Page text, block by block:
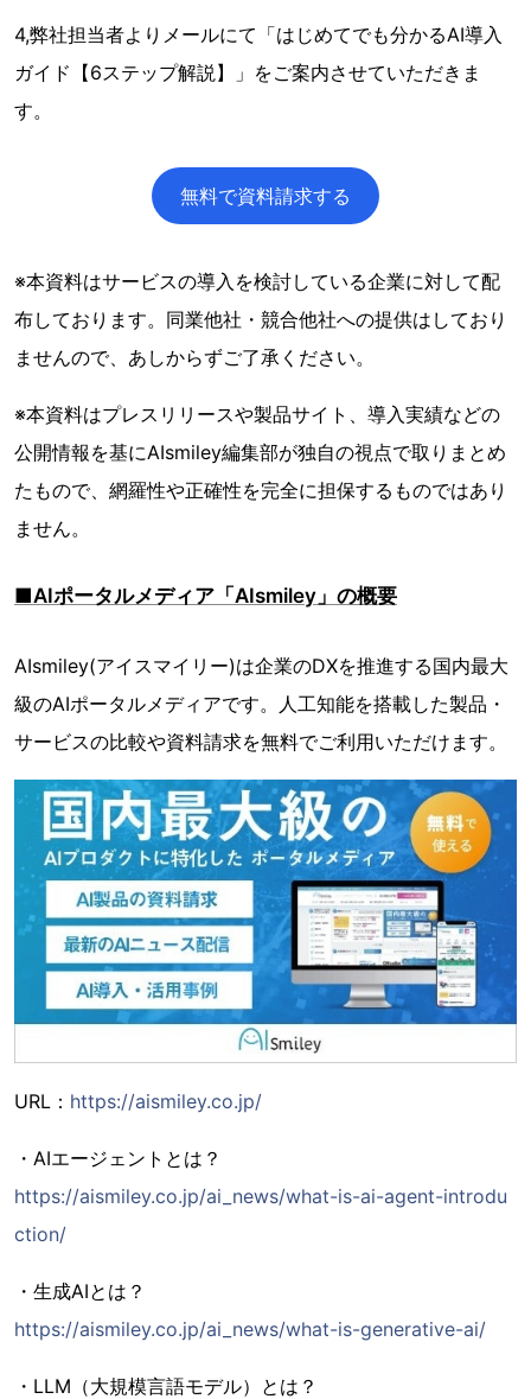
4,弊社担当者よりメールにて「はじめてでも分かるAI導入
ガイド【6ステップ解説】」をご案内させていただきま
す。
無料で資料請求する
※本資料はサービスの導入を検討している企業に対して配
布しております。同業他社・競合他社への提供はしており
ませんので、あしからずご了承ください。
※本資料はプレスリリースや製品サイト、導入実績などの
公開情報を基にAIsmiley編集部が独自の視点で取りまとめ
たもので、網羅性や正確性を完全に担保するものではあり
ません。
■AIポータルメディア「AIsmiley」の概要
AIsmiley(アイスマイリー)は企業のDXを推進する国内最大
級のAIポータルメディアです。人工知能を搭載した製品・
サービスの比較や資料請求を無料でご利用いただけます。
URL： https://aismiley.co.jp/
・AIエージェントとは？
https://aismiley.co.jp/ai_news/what-is-ai-agent-introdu
ction/
・生成AIとは？
https://aismiley.co.jp/ai_news/what-is-generative-ai/
・LLM（大規模言語モデル）とは？